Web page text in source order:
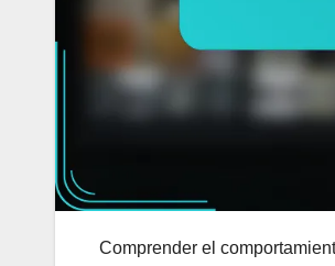
Comprender el